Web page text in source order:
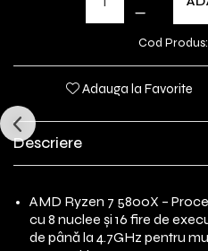
Cod Produs:
Adauga la Favorite
Descriere
AMD Ryzen 7 5800X –
cu 8 nuclee și 16 fire de
de până la 4.7GHz pentru